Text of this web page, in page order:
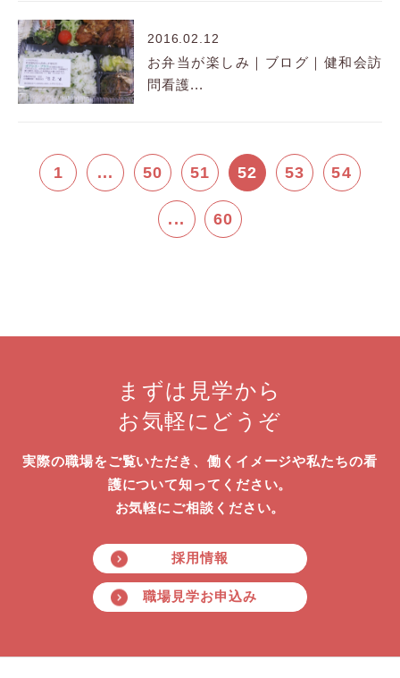
2016.02.12
お弁当が楽しみ｜ブログ｜健和会訪
問看護...
1 ... 50 51 52 53 54
... 60
まずは見学から
お気軽にどうぞ
実際の職場をご覧いただき、働くイメージや私たちの看
護について知ってください。
お気軽にご相談ください。
採用情報
職場見学お申込み